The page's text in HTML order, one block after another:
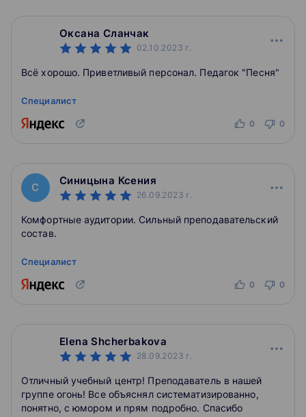
Оксана Сланчак
02.10.2023 г.
Всё хорошо. Приветливый персонал. Педагок "Песня"
Специалист
0 0
С
Синицына Ксения
26.09.2023 г.
Комфортные аудитории. Сильный преподавательский
состав.
Специалист
0 0
Elena Shcherbakova
28.09.2023 г.
Отличный учебный центр! Преподаватель в нашей
группе огонь! Все объяснял систематизированно,
понятно, с юмором и прям подробно. Спасибо